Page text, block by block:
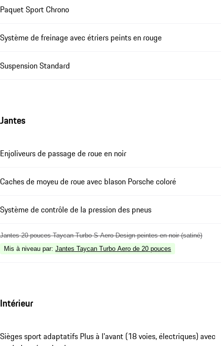
Paquet Sport Chrono
Système de freinage avec étriers peints en rouge
Suspension Standard
Jantes
Enjoliveurs de passage de roue en noir
Caches de moyeu de roue avec blason Porsche coloré
Système de contrôle de la pression des pneus
Jantes 20 pouces Taycan Turbo S Aero Design peintes en noir (satiné)
Mis à niveau par: Jantes Taycan Turbo Aero de 20 pouces
Intérieur
Sièges sport adaptatifs Plus à l'avant (18 voies, électriques) avec